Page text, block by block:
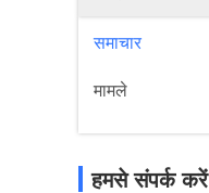
समाचार
मामले
हमसे संपर्क करें